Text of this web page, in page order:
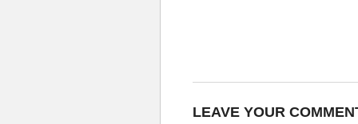
LEAVE YOUR